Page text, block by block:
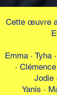
Cette œuvre
Emma · Tyha ·
·
Jodie
Yanis ·